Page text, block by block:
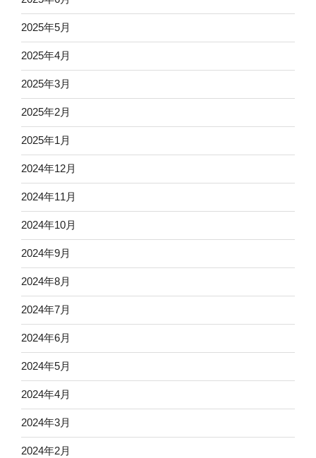
2025年5月
2025年4月
2025年3月
2025年2月
2025年1月
2024年12月
2024年11月
2024年10月
2024年9月
2024年8月
2024年7月
2024年6月
2024年5月
2024年4月
2024年3月
2024年2月